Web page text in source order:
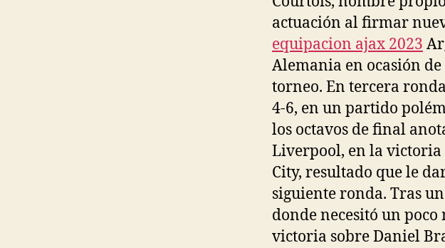
actuación al firmar
equipacion ajax 2023
Alemania en ocasión
torneo. En tercera
4-6, en un partido
los octavos de final
Liverpool, en la victoria
City, resultado que le
siguiente ronda. Tras
donde necesitó un
victoria sobre Daniel